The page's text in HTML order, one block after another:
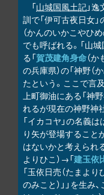
「山城国風土記」
訓で「伊可古夜日女
（かんのいかこやひ
でも呼ばれる。「山
る「賀茂建角身命（
の兵庫県）の「神野（
たという。ここで言
上町御油にある「神
れるが現在の神野神
「イカコヤ」の名義
り矢が登場すること
はないかと考えられ
よりひこ）→「建玉依
「玉依日売（たまより
のみこと）」」を生み